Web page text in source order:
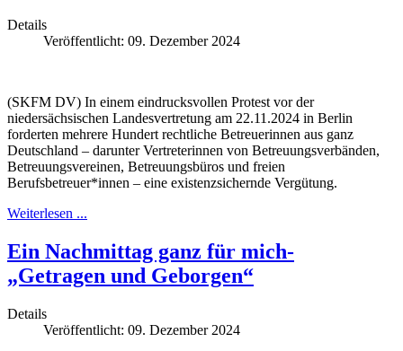
Details
Veröffentlicht: 09. Dezember 2024
(SKFM DV) In einem eindrucksvollen Protest vor der
niedersächsischen Landesvertretung am 22.11.2024 in Berlin
forderten mehrere Hundert rechtliche Betreuerinnen aus ganz
Deutschland – darunter Vertreterinnen von Betreuungsverbänden,
Betreuungsvereinen, Betreuungsbüros und freien
Berufsbetreuer*innen – eine existenzsichernde Vergütung.
Weiterlesen ...
Ein Nachmittag ganz für mich-
„Getragen und Geborgen“
Details
Veröffentlicht: 09. Dezember 2024